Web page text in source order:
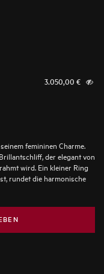
3.050,00 €
femininen Charme.
der elegant von
wird. Ein kleiner Ring
rundet die harmonische